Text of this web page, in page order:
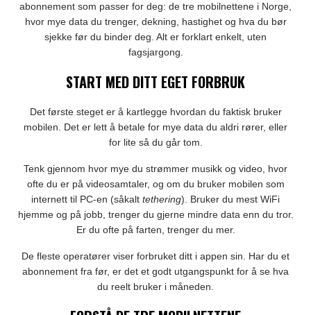
abonnement som passer for deg: de tre mobilnettene i Norge,
hvor mye data du trenger, dekning, hastighet og hva du bør
sjekke før du binder deg. Alt er forklart enkelt, uten
fagsjargong.
START MED DITT EGET FORBRUK
Det første steget er å kartlegge hvordan du faktisk bruker
mobilen. Det er lett å betale for mye data du aldri rører, eller
for lite så du går tom.
Tenk gjennom hvor mye du strømmer musikk og video, hvor
ofte du er på videosamtaler, og om du bruker mobilen som
internett til PC-en (såkalt tethering). Bruker du mest WiFi
hjemme og på jobb, trenger du gjerne mindre data enn du tror.
Er du ofte på farten, trenger du mer.
De fleste operatører viser forbruket ditt i appen sin. Har du et
abonnement fra før, er det et godt utgangspunkt for å se hva
du reelt bruker i måneden.